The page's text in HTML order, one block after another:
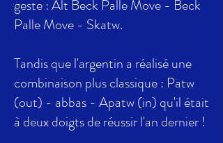
geste : Alt Beck Palle Move - Beck
Palle Move - Skatw.
Tandis que l'argentin a réalisé une
combinaison plus classique : Patw
(out) - abbas - Apatw (in) qu'il était
à deux doigts de réussir l'an dernier !